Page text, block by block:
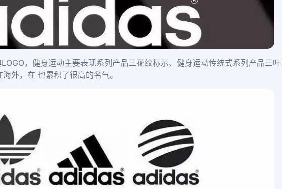
，健身运动主要表现系列产品三花纹标示、健身运动传统式系列产品三
海外，在 也累积了很高的名气。